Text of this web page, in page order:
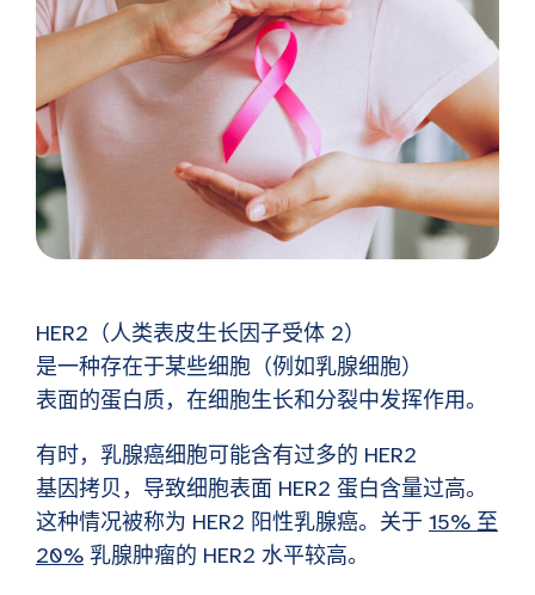
HER2（人类表皮生长因子受体 2）
是一种存在于某些细胞（例如乳腺细胞）
表面的蛋白质，在细胞生长和分裂中发挥作用。
有时，乳腺癌细胞可能含有过多的 HER2
基因拷贝，导致细胞表面 HER2 蛋白含量过高。
这种情况被称为 HER2 阳性乳腺癌。关于 15% 至
20% 乳腺肿瘤的 HER2 水平较高。